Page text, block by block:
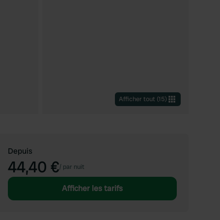
Afficher tout (15)
Depuis
44,40 €/ par nuit
Afficher les tarifs